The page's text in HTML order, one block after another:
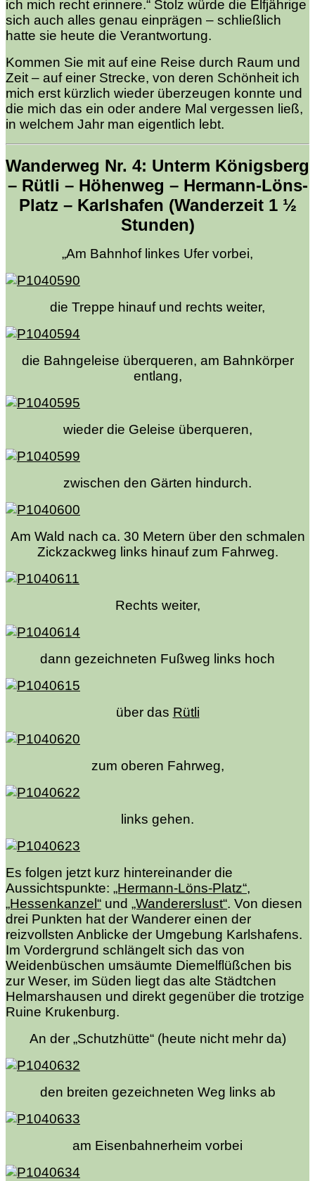
ich mich recht erinnere.“ Stolz würde die Elfjährige
sich auch alles genau einprägen – schließlich
hatte sie heute die Verantwortung.
Kommen Sie mit auf eine Reise durch Raum und
Zeit – auf einer Strecke, von deren Schönheit ich
mich erst kürzlich wieder überzeugen konnte und
die mich das ein oder andere Mal vergessen ließ,
in welchem Jahr man eigentlich lebt.
Wanderweg Nr. 4: Unterm Königsberg
– Rütli – Höhenweg – Hermann-Löns-
Platz – Karlshafen (Wanderzeit 1 ½
Stunden)
„Am Bahnhof linkes Ufer vorbei,
die Treppe hinauf und rechts weiter,
die Bahngeleise überqueren, am Bahnkörper
entlang,
wieder die Geleise überqueren,
zwischen den Gärten hindurch.
Am Wald nach ca. 30 Metern über den schmalen
Zickzackweg links hinauf zum Fahrweg.
Rechts weiter,
dann gezeichneten Fußweg links hoch
über das Rütli
zum oberen Fahrweg,
links gehen.
Es folgen jetzt kurz hintereinander die
Aussichtspunkte: „Hermann-Löns-Platz“,
„Hessenkanzel“ und „Wandererslust“. Von diesen
drei Punkten hat der Wanderer einen der
reizvollsten Anblicke der Umgebung Karlshafens.
Im Vordergrund schlängelt sich das von
Weidenbüschen umsäumte Diemelflüßchen bis
zur Weser, im Süden liegt das alte Städtchen
Helmarshausen und direkt gegenüber die trotzige
Ruine Krukenburg.
An der „Schutzhütte“ (heute nicht mehr da)
den breiten gezeichneten Weg links ab
am Eisenbahnerheim vorbei